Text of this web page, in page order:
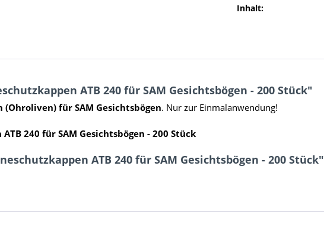
Inhalt:
ATB 240 für SAM Gesichtsbögen - 200 Stück"
(Ohroliven) für SAM Gesichtsbögen. Nur zur Einmalanwendung!
240 für SAM Gesichtsbögen - 200 Stück
ATB 240 für SAM Gesichtsbögen - 200 Stück"